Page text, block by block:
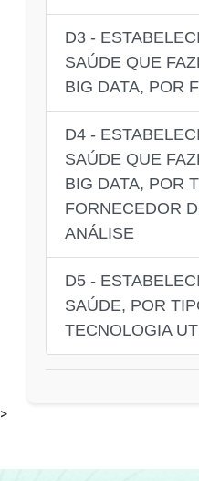
D3 -
SAÚDE QUE
BIG DATA, POR
D4 -
SAÚDE QUE
BIG DATA, POR
FORNECEDOR
ANÁLISE
D5 -
SAÚDE, POR
TECNOLOGIA
>